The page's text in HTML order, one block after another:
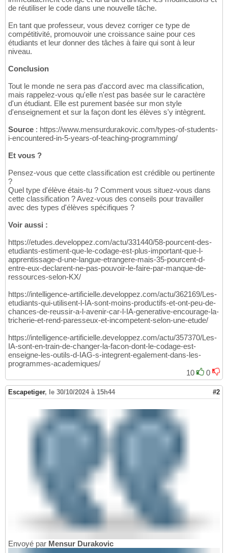
de réutiliser le code dans une nouvelle tâche.
En tant que professeur, vous devez corriger ce type de
compétitivité, promouvoir une croissance saine pour ces
étudiants et leur donner des tâches à faire qui sont à leur
niveau.
Conclusion
Tout le monde ne sera pas d'accord avec ma classification,
mais rappelez-vous qu'elle n'est pas basée sur le caractère
d'un étudiant. Elle est purement basée sur mon style
d'enseignement et sur la façon dont les élèves s'y intègrent.
Source : https://www.mensurdurakovic.com/types-of-students-
i-encountered-in-5-years-of-teaching-programming/
Et vous ?
Pensez-vous que cette classification est crédible ou pertinente
?
Quel type d'élève étais-tu ? Comment vous situez-vous dans
cette classification ? Avez-vous des conseils pour travailler
avec des types d'élèves spécifiques ?
Voir aussi :
https://etudes.developpez.com/actu/331440/58-pourcent-des-
etudiants-estiment-que-le-codage-est-plus-important-que-l-
apprentissage-d-une-langue-etrangere-mais-35-pourcent-d-
entre-eux-declarent-ne-pas-pouvoir-le-faire-par-manque-de-
ressources-selon-KX/
https://intelligence-artificielle.developpez.com/actu/362169/Les-
etudiants-qui-utilisent-l-IA-sont-moins-productifs-et-ont-peu-de-
chances-de-reussir-a-l-avenir-car-l-IA-generative-encourage-la-
tricherie-et-rend-paresseux-et-incompetent-selon-une-etude/
https://intelligence-artificielle.developpez.com/actu/357370/Les-
IA-sont-en-train-de-changer-la-facon-dont-le-codage-est-
enseigne-les-outils-d-IAG-s-integrent-egalement-dans-les-
programmes-academiques/
10
0
Escapetiger, le 30/10/2024 à 15h44 #2
Envoyé par Mensur Durakovic